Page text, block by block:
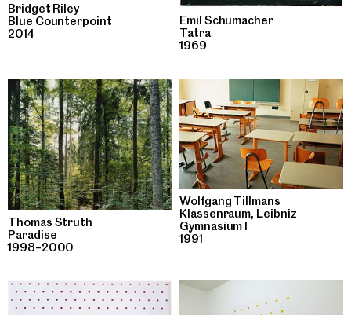
Bridget Riley
Blue Counterpoint
2014
Emil Schumacher
Tatra
1969
Thomas Struth
Paradise
1998–2000
Wolfgang Tillmans
Klassenraum, Leibniz
Gymnasium I
1991